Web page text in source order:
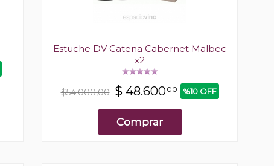
Estuche DV Catena Cabernet Malbec
x2
$54.000,00 $ 48.60000 %10 OFF
Comprar